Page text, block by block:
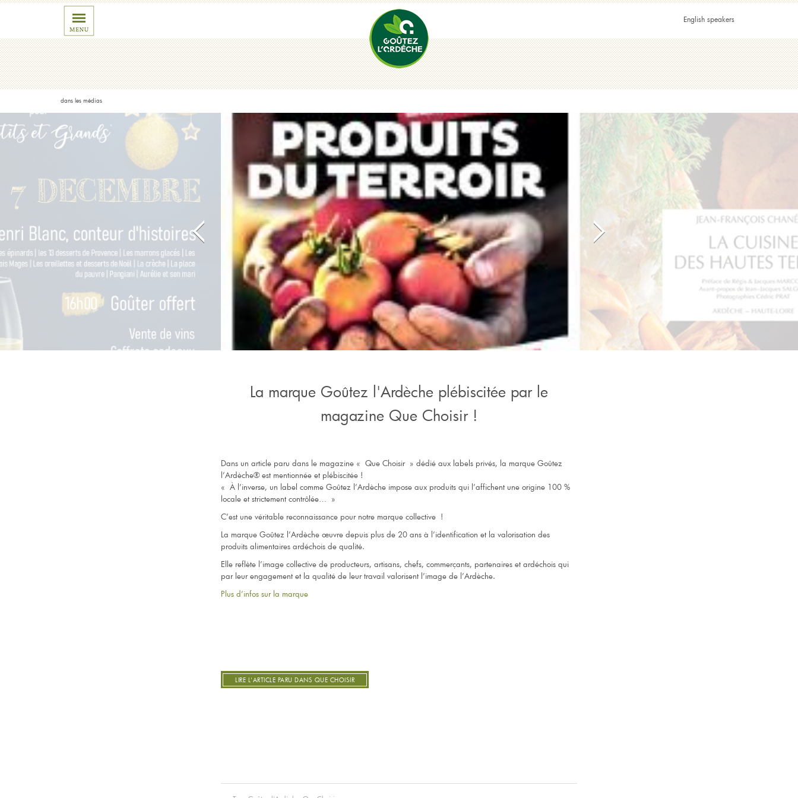
English speakers
dans les médias
La marque Goûtez l'Ardèche plébiscitée par le
magazine Que Choisir !
Dans un article paru dans le magazine « Que Choisir » dédié aux labels privés, la marque Goûtez
l’Ardèche® est mentionnée et plébiscitée !
« À l’inverse, un label comme Goûtez l’Ardèche impose aux produits qui l’affichent une origine 100 %
locale et strictement contrôlée… »
C’est une véritable reconnaissance pour notre marque collective !
La marque Goûtez l’Ardèche œuvre depuis plus de 20 ans à l’identification et la valorisation des
produits alimentaires ardéchois de qualité.
Elle reflète l’image collective de producteurs, artisans, chefs, commerçants, partenaires et ardéchois qui
par leur engagement et la qualité de leur travail valorisent l’image de l’Ardèche.
Plus d’infos sur la marque
LIRE L'ARTICLE PARU DANS QUE CHOISIR